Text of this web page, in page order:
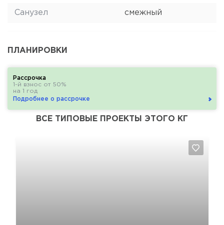
Санузел смежный
ПЛАНИРОВКИ
Рассрочка
1-й взнос от 50%
на 1 год
Подробнее о рассрочке
ВСЕ ТИПОВЫЕ ПРОЕКТЫ ЭТОГО КГ